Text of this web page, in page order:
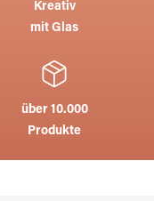
Kreativ
mit Glas
über 10.000
Produkte